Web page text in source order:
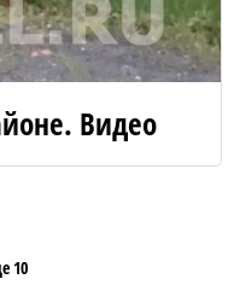
Видео
10